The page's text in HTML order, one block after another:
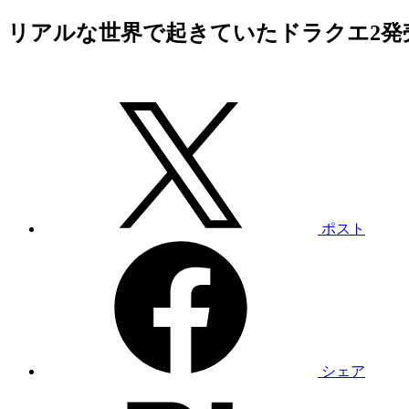
リアルな世界で起きていたドラクエ2発
ポスト
シェア